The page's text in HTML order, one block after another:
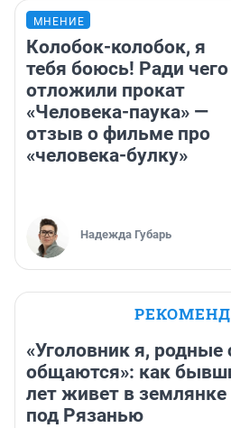
МНЕНИЕ
Колобок-колобок, я
тебя боюсь! Ради чего
отложили прокат
«Человека-паука» —
отзыв о фильме про
«человека-булку»
Надежда Губарь
«Уголовник я, родные
общаются»: как
лет живет в землянке
под Рязанью